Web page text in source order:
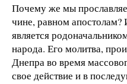
Почему же мы
чине, равном
является
народа. Его молитва,
Днепра во время
свое действие и в